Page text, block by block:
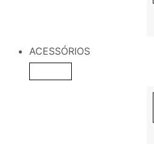
ACESSÓRIOS